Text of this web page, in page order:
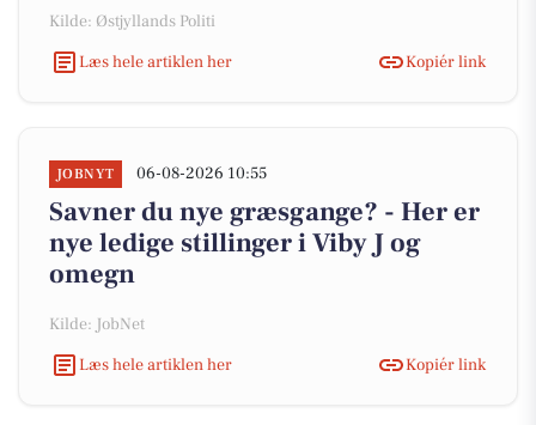
Kilde: Østjyllands Politi
Læs hele artiklen her
Kopiér link
JOBNYT 06-08-2026 10:55
Savner du nye græsgange? - Her er
nye ledige stillinger i Viby J og
omegn
Kilde: JobNet
Læs hele artiklen her
Kopiér link